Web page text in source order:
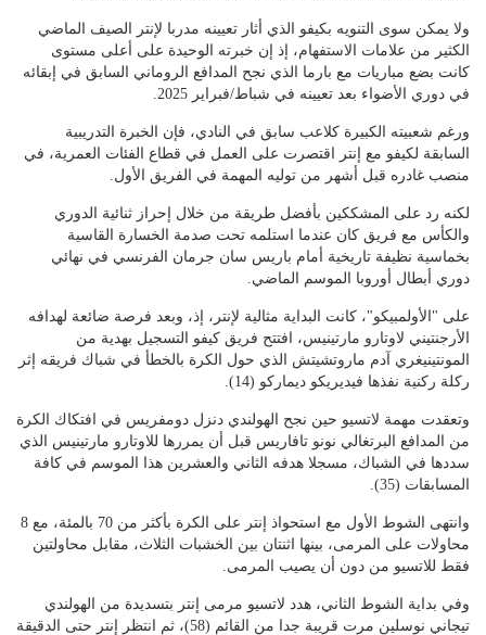
ولا يمكن سوى التنويه بكيفو الذي أثار تعيينه مدربا لإنتر الصيف الماضي
الكثير من علامات الاستفهام، إذ إن خبرته الوحيدة على أعلى مستوى
كانت بضع مباريات مع بارما الذي نجح المدافع الروماني السابق في إبقائه
في دوري الأضواء بعد تعيينه في شباط/فبراير 2025.
ورغم شعبيته الكبيرة كلاعب سابق في النادي، فإن الخبرة التدريبية
السابقة لكيفو مع إنتر اقتصرت على العمل في قطاع الفئات العمرية، في
منصب غادره قبل أشهر من توليه المهمة في الفريق الأول.
لكنه رد على المشككين بأفضل طريقة من خلال إحراز ثنائية الدوري
والكأس مع فريق كان عندما استلمه تحت صدمة الخسارة القاسية
بخماسية نظيفة تاريخية أمام باريس سان جرمان الفرنسي في نهائي
دوري أبطال أوروبا الموسم الماضي.
على "الأولمبيكو"، كانت البداية مثالية لإنتر، إذ، وبعد فرصة ضائعة لهدافه
الأرجنتيني لاوتارو مارتينيس، افتتح فريق كيفو التسجيل بهدية من
المونتينيغري آدم ماروتشيتش الذي حول الكرة بالخطأ في شباك فريقه إثر
ركلة ركنية نفذها فيديريكو ديماركو (14).
وتعقدت مهمة لاتسيو حين نجح الهولندي دنزل دومفريس في افتكاك الكرة
من المدافع البرتغالي نونو تافاريس قبل أن يمررها للاوتارو مارتينيس الذي
سددها في الشباك، مسجلا هدفه الثاني والعشرين هذا الموسم في كافة
المسابقات (35).
وانتهى الشوط الأول مع استحواذ إنتر على الكرة بأكثر من 70 بالمئة، مع 8
محاولات على المرمى، بينها اثنتان بين الخشبات الثلاث، مقابل محاولتين
فقط للاتسيو من دون أن يصيب المرمى.
وفي بداية الشوط الثاني، هدد لاتسيو مرمى إنتر بتسديدة من الهولندي
تيجاني نوسلين مرت قريبة جدا من القائم (58)، ثم انتظر إنتر حتى الدقيقة